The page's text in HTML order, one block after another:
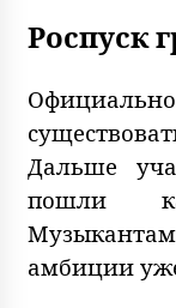
Роспуск
Дальше
пошли
амбиции